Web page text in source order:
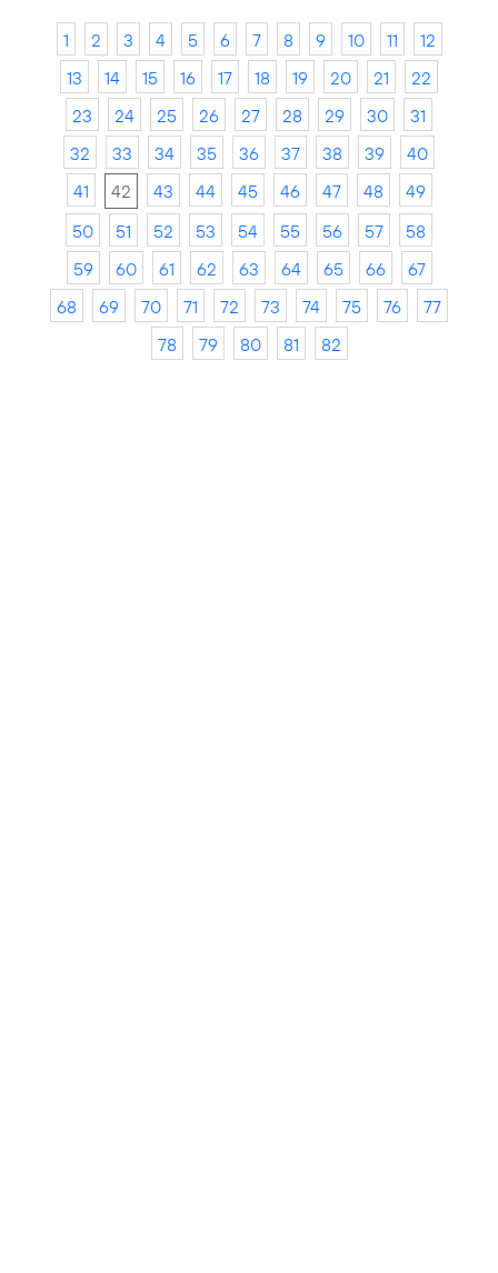
1 2 3 4 5 6 7 8 9 10 11
12
13
14 15 16 17 18 19 20 21
22
23
24 25 26 27 28 29 30
31
32
33 34 35 36 37 38 39
40
41
42 43 44 45 46 47 48
49
50
51 52 53 54 55 56 57
58
59
60 61 62 63 64 65 66
67
68
69 70 71 72 73 74 75 76
77
78
79 80 81 82